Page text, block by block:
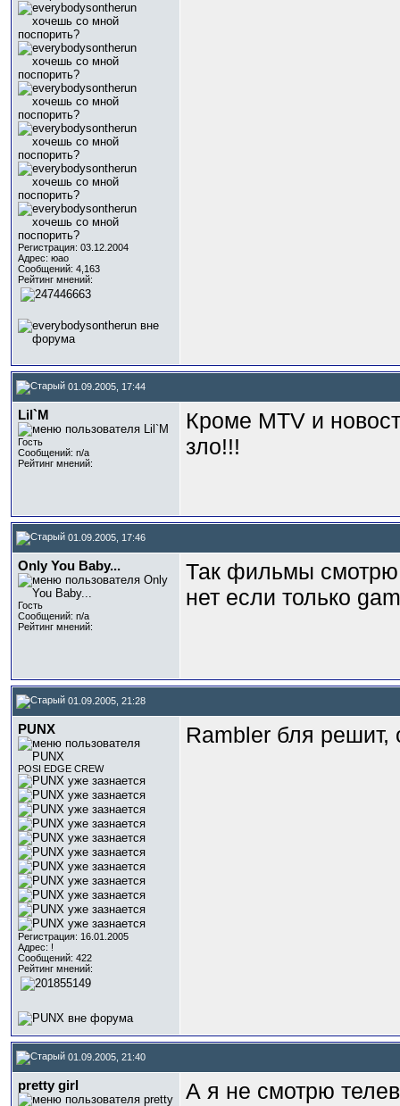
Регистрация: 03.12.2004
Адрес: юао
Сообщений: 4,163
Рейтинг мнений:
01.09.2005, 17:44
Lil`M
Гость
Сообщений: n/a
Рейтинг мнений:
Кроме MTV и
зло!!!
01.09.2005, 17:46
Only You Baby...
Гость
Сообщений: n/a
Рейтинг мнений:
Так фильмы смотрю
нет если только
01.09.2005, 21:28
PUNX
POSI EDGE CREW
Регистрация: 16.01.2005
Адрес: !
Сообщений: 422
Рейтинг мнений:
Rambler бля решит,
01.09.2005, 21:40
pretty girl
А я не смотрю